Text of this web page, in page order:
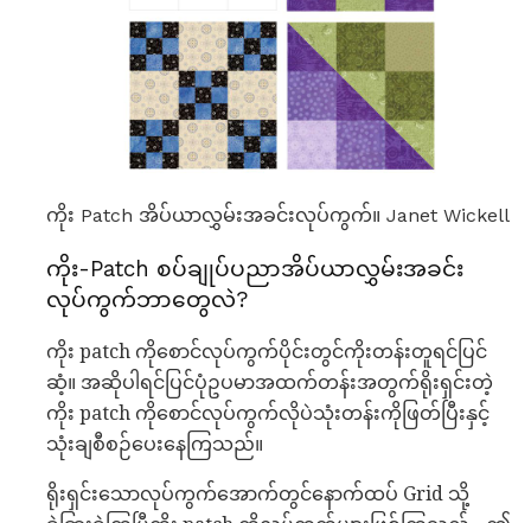
ကိုး Patch အိပ်ယာလွှမ်းအခင်းလုပ်ကွက်။ Janet Wickell
ကိုး-Patch စပ်ချုပ်ပညာအိပ်ယာလွှမ်းအခင်း
လုပ်ကွက်ဘာတွေလဲ?
ကိုး patch ကိုစောင်လုပ်ကွက်ပိုင်းတွင်ကိုးတန်းတူရင်ပြင်
ဆံ့။ အဆိုပါရင်ပြင်ပုံဥပမာအထက်တန်းအတွက်ရိုးရှင်းတဲ့
ကိုး patch ကိုစောင်လုပ်ကွက်လိုပဲသုံးတန်းကိုဖြတ်ပြီးနှင့်
သုံးချစီစဉ်ပေးနေကြသည်။
ရိုးရှင်းသောလုပ်ကွက်အောက်တွင်နောက်ထပ် Grid သို့